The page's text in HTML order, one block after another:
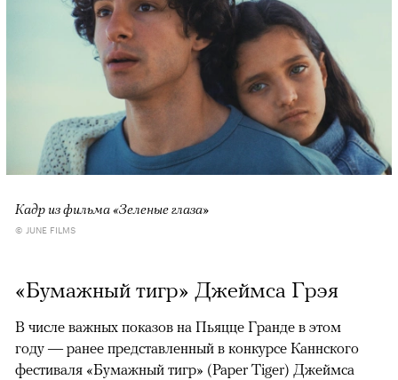
Кадр из фильма «Зеленые глаза»
© JUNE FILMS
«Бумажный тигр» Джеймса Грэя
В числе важных показов на Пьяцце Гранде в этом
году — ранее представленный в конкурсе Каннского
фестиваля «Бумажный тигр» (Paper Tiger) Джеймса